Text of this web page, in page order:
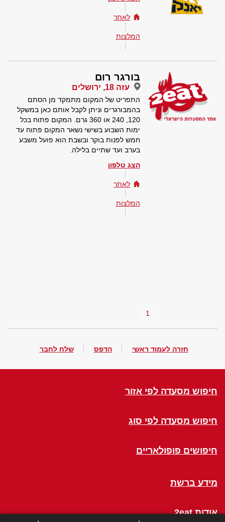
לאתר
המלצות
בורגר רום
עזה 18, ירושלים
התפריט של המקום מתמקד מן הסתם
בהמבורגרים וניתן לקבל אותם כאן במשקל
120, 240 או 360 גרם. המקום פתוח בכל
ימות השבוע בשישי נשאר המקום פתוח עד
חמש לפנות בוקר ובשבת הוא פועל משבע
בערב ועד שתיים בלילה.
הצג טלפון
לאתר
המלצות
1
חזרה לעמוד ראשי הדפס שלח לחבר
חיפוש מסעדה לפי אזור
חיפוש מסעדה לפי סוג
חיפושים פופולאריים
מידע ברשת
אודות 2eat